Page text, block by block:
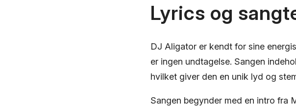
Lyrics og
DJ Aligator er kendt for sine
er ingen undtagelse. Sangen
hvilket giver den en unik lyd og
Sangen begynder med en intro